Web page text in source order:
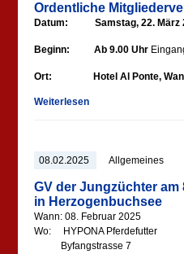
Ordentliche
Datum: Samstag, 22. März
Beginn: Ab 9.00 Uhr
Ort: Hotel Al Ponte,
Weiterlesen
08.02.2025 Allgemeines
GV der Jungzüchter am
in Herzogenbuchsee
Wann: 08. Februar 2025
Wo: HYPONA Pferdefutter
Byfangstrasse 7